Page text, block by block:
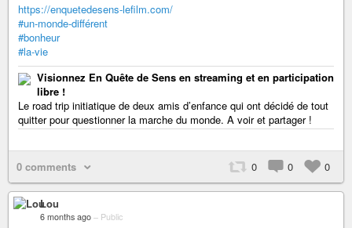
https://enquetedesens-lefilm.com/
#un-monde-différent
#bonheur
#la-vie
Visionnez En Quête de Sens en streaming et en participation
libre !
Le road trip initiatique de deux amis d’enfance qui ont décidé de tout
quitter pour questionner la marche du monde. A voir et partager !
0 comments 0 0 0
Lou
6 months ago – Public